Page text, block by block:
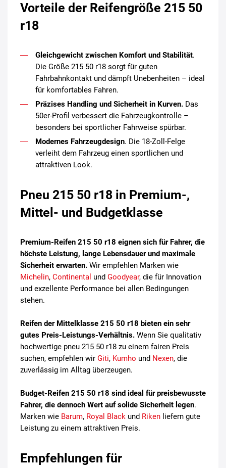
Vorteile der Reifengröße 215 50
r18
Gleichgewicht zwischen Komfort und Stabilität.
Die Größe 215 50 r18 sorgt für guten
Fahrbahnkontakt und dämpft Unebenheiten – ideal
für komfortables Fahren.
Präzises Handling und Sicherheit in Kurven. Das
50er-Profil verbessert die Fahrzeugkontrolle –
besonders bei sportlicher Fahrweise spürbar.
Modernes Fahrzeugdesign. Die 18-Zoll-Felge
verleiht dem Fahrzeug einen sportlichen und
attraktiven Look.
Pneu 215 50 r18 in Premium-,
Mittel- und Budgetklasse
Premium-Reifen 215 50 r18 eignen sich für Fahrer, die
höchste Leistung, lange Lebensdauer und maximale
Sicherheit erwarten. Wir empfehlen Marken wie
Michelin, Continental und Goodyear, die für Innovation
und exzellente Performance bei allen Bedingungen
stehen.
Reifen der Mittelklasse 215 50 r18 bieten ein sehr
gutes Preis-Leistungs-Verhältnis. Wenn Sie qualitativ
hochwertige pneu 215 50 r18 zu einem fairen Preis
suchen, empfehlen wir Giti, Kumho und Nexen, die
zuverlässig im Alltag überzeugen.
Budget-Reifen 215 50 r18 sind ideal für preisbewusste
Fahrer, die dennoch Wert auf solide Sicherheit legen.
Marken wie Barum, Royal Black und Riken liefern gute
Leistung zu einem attraktiven Preis.
Empfehlungen für